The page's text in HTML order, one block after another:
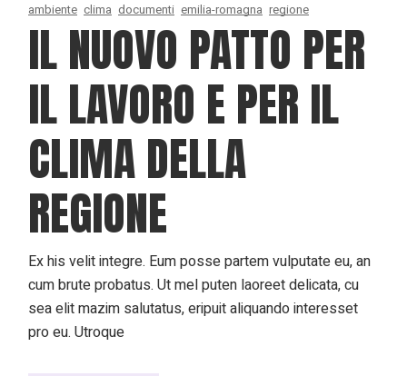
ambiente clima documenti emilia-romagna regione
IL NUOVO PATTO PER
IL LAVORO E PER IL
CLIMA DELLA
REGIONE
Ex his velit integre. Eum posse partem vulputate eu, an
cum brute probatus. Ut mel puten laoreet delicata, cu
sea elit mazim salutatus, eripuit aliquando interesset
pro eu. Utroque